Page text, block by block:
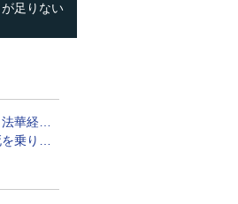
足りない
華経…
乗り越